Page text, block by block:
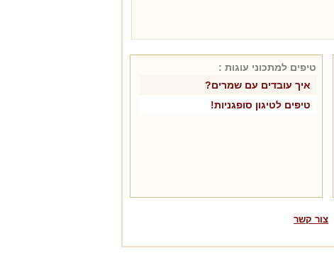
טיפים למתכוני עוגות :
איך עובדים עם שמרים?
טיפים לטיגון סופגניות!
צור קשר